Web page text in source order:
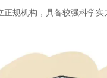
正规机构，具备较强科学